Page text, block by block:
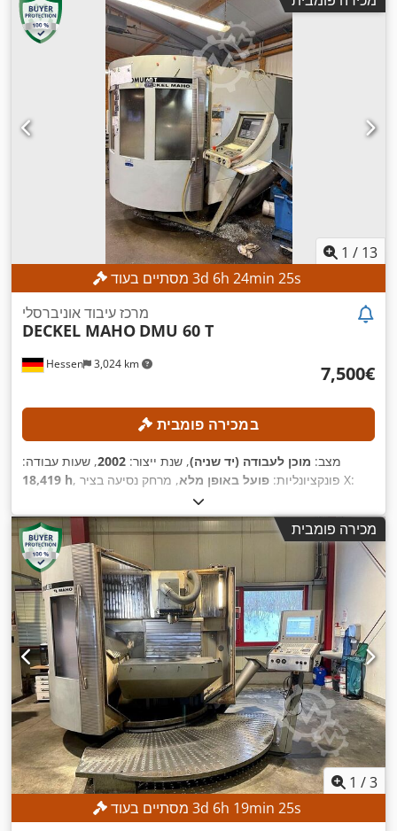
360 °,
1 / 13
3d 6h 24min 23s
Hessen 3,024 km
מרכז עיבוד אוניברסלי
DECKEL MAHO DMU 60 T
‏7,500 ‏€
במכירה פומבית
מצב: מוכן לעבודה (יד שניה), שנת ייצור: 2002, שעות עבודה:
18,419 h
, פונקציונליות: פועל באופן מלא
, מרחק נסיעה בציר X:
מ"מ, משקל חומר העבודה (מקס'):350 ק"ג
, מספר חריצים במאגזין
הכלים:24 מכירה פומבית
1 /3
3d 6h 19min 23s